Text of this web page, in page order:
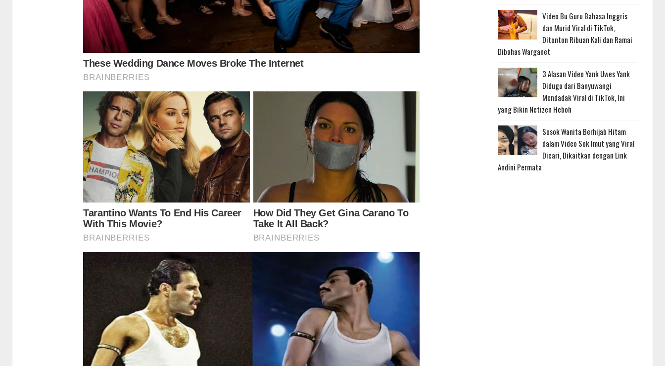
Video Bu Guru Bahasa Inggris
dan Murid Viral di TikTok,
Ditonton Ribuan Kali dan Ramai
Dibahas Warganet
3 Alasan Video Yank Uwes Yank
Diduga dari Banyuwangi
Mendadak Viral di TikTok, Ini
yang Bikin Netizen Heboh
Sosok Wanita Berhijab Hitam
dalam Video Sok Imut yang Viral
Dicari, Dikaitkan dengan Link
Andini Permata